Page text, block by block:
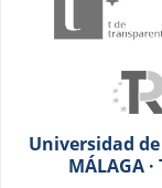
Universidad de
MÁLAGA